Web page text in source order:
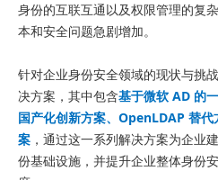
身份的互联互通以及权限管理的复
本和安全问题急剧增加。
针对企业身份安全领域的现状与挑
决方案，其中包含基于微软 AD 的
国产化创新方案、OpenLDAP 替
案 ，通过这一系列解决方案为企业
份基础设施，并提升企业整体身份